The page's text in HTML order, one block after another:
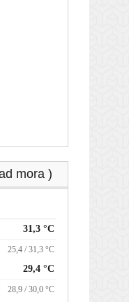
mora )
31,3 °C
25,4 / 31,3 °C
29,4 °C
28,9 / 30,0 °C